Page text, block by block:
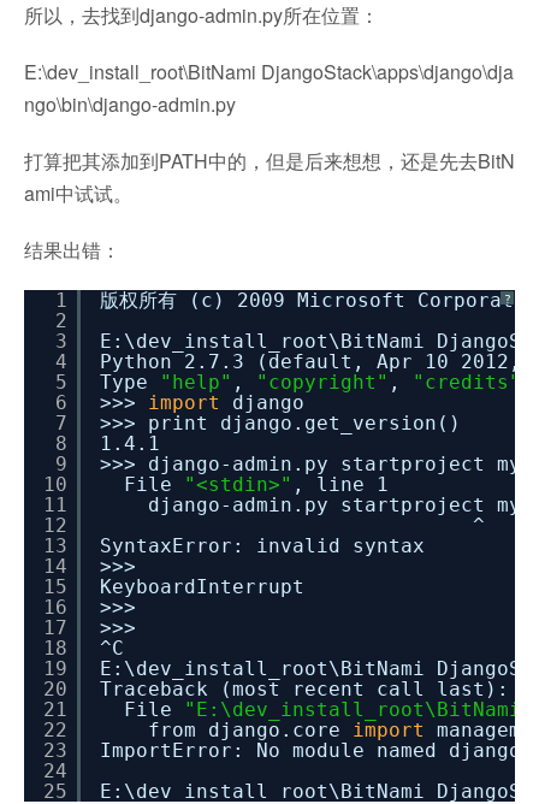
所以，去找到django-admin.py所在位置：
E:\dev_install_root\BitNami DjangoStack\apps\django\dja
ngo\bin\django-admin.py
打算把其添加到PATH中的，但是后来想想，还是先去BitN
ami中试试。
结果出错：
?
1
2
3
4
5
6
7
8
9
10
11
12
13
14
15
16
17
18
19
20
21
22
23
24
25
版权所有 (c) 2009 Microsoft Corporation
E:\dev_install_root\BitNami
Python 2.7.3 (default, Apr 10 2012,
Type
"help" , "copyright" , "credits"
>>> import
django
>>> print django.get_version()
1.4.1
>>> django-admin.py startproject
File
"<stdin>" , line 1
django-admin.py startproject
^
SyntaxError: invalid syntax
>>>
KeyboardInterrupt
>>>
>>>
^C
E:\dev_install_root\BitNami
Traceback (most recent call last):
File
"E:\dev_install_root\BitNami
from django.core import
ImportError: No module named
E:\dev_install_root\BitNami